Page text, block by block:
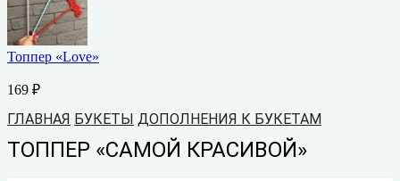
Топпер «Love»
169 ₽
ГЛАВНАЯ БУКЕТЫ ДОПОЛНЕНИЯ К БУКЕТАМ
ТОППЕР «САМОЙ КРАСИВОЙ»